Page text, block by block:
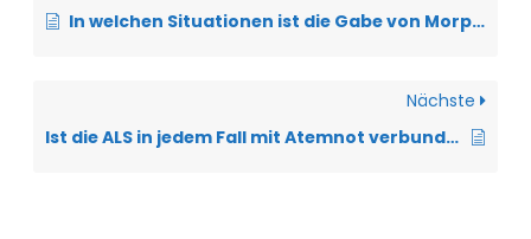
In welchen Situationen ist die Gabe von Morphinen hilfreich?
Nächste
Ist die ALS in jedem Fall mit Atemnot verbunden?